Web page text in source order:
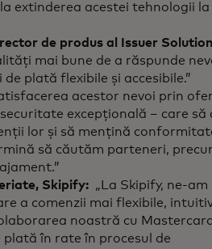
extinderea acestei tehnologii la
de produs al Issuer
mai bune de a răspunde
plată flexibile și accesibile.”
acestor nevoi prin
excepțională – care să
lor și să mențină
să căutăm parteneri,
Skipify: „La Skipify, ne-am
a comenzii mai flexibile,
noastră cu
în rate în procesul de